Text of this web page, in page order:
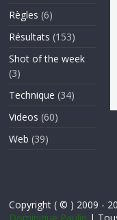
Règles (6)
Résultats (153)
Shot of the week
(3)
Technique (34)
Videos (60)
Web (39)
Copyright ( © ) 2009 -